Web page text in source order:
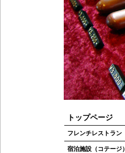
トップページ
フレンチレストラン
宿泊施設（コテージ）